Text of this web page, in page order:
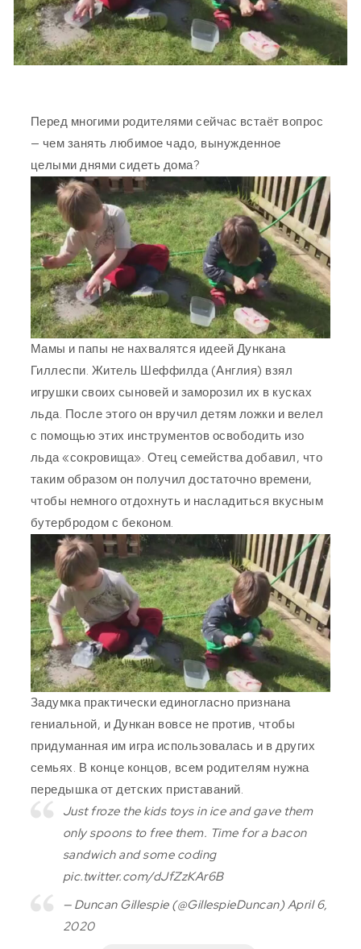
Перед многими родителями сейчас встаёт вопрос
— чем занять любимое чадо, вынужденное
целыми днями сидеть дома?
Мамы и папы не нахвалятся идеей Дункана
Гиллеспи. Житель Шеффилда (Англия) взял
игрушки своих сыновей и заморозил их в кусках
льда. После этого он вручил детям ложки и велел
с помощью этих инструментов освободить изо
льда «сокровища». Отец семейства добавил, что
таким образом он получил достаточно времени,
чтобы немного отдохнуть и насладиться вкусным
бутербродом с беконом.
Задумка практически единогласно признана
гениальной, и Дункан вовсе не против, чтобы
придуманная им игра использовалась и в других
семьях. В конце концов, всем родителям нужна
передышка от детских приставаний.
Just froze the kids toys in ice and gave them
only spoons to free them. Time for a bacon
sandwich and some coding
pic.twitter.com/dJfZzKAr6B
— Duncan Gillespie (@GillespieDuncan) April 6,
2020